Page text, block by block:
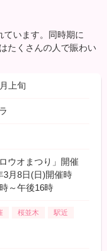
ています。同時期に
たくさんの人で賑わい
上旬
ウオまつり」開催
3月8日(日)開催時
～午後16時
桜並木
駅近